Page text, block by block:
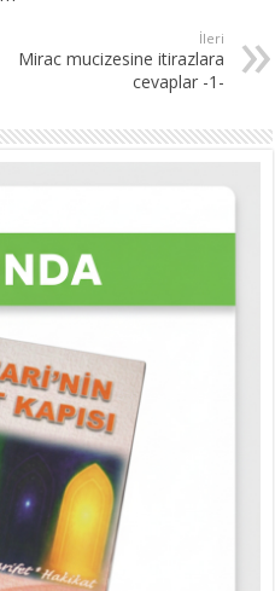
İleri
Mirac mucizesine itirazlara
cevaplar -1-